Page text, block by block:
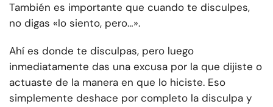
También es importante que cuando te disculpes,
no digas «lo siento, pero…».
Ahí es donde te disculpas, pero luego
inmediatamente das una excusa por la que dijiste o
actuaste de la manera en que lo hiciste. Eso
simplemente deshace por completo la disculpa y